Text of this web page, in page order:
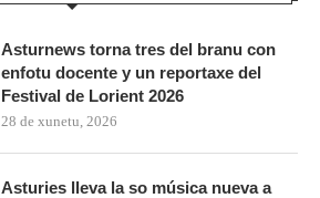
Asturnews torna tres del branu con
enfotu docente y un reportaxe del
Festival de Lorient 2026
28 de xunetu, 2026
Asturies lleva la so música nueva a